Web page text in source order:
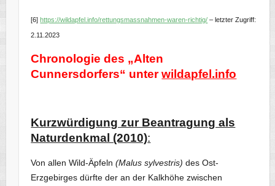
[6]https://wildapfel.info/rettungsmassnahmen-waren-richtig/ – letzter Zugriff:
2.11.2023
Chronologie des „Alten
Cunnersdorfers“ unterwildapfel.info
Kurzwürdigung zur Beantragung als
Naturdenkmal (2010):
Von allen Wild-Äpfeln(Malus sylvestris) des Ost-
Erzgebirges dürfte der an der Kalkhöhe zwischen